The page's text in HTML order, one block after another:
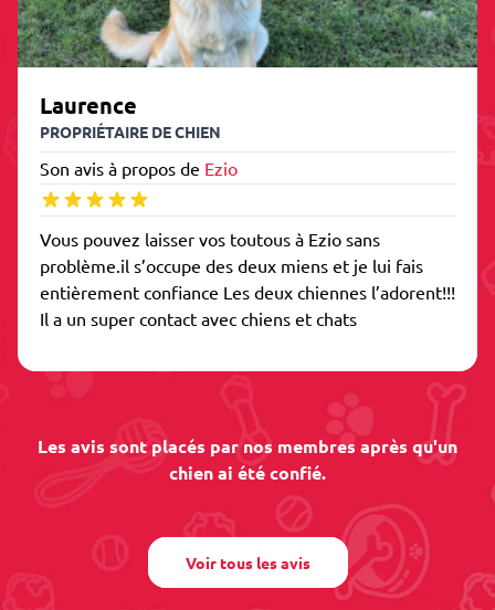
Laurence
PROPRIÉTAIRE DE CHIEN
Son avis à propos de Ezio
Vous pouvez laisser vos toutous à Ezio sans
problème.il s’occupe des deux miens et je lui fais
entièrement confiance Les deux chiennes l’adorent!!!
Il a un super contact avec chiens et chats
Les avis sont placés par nos membres après qu'un
chien ai été confié.
Voir tous les avis